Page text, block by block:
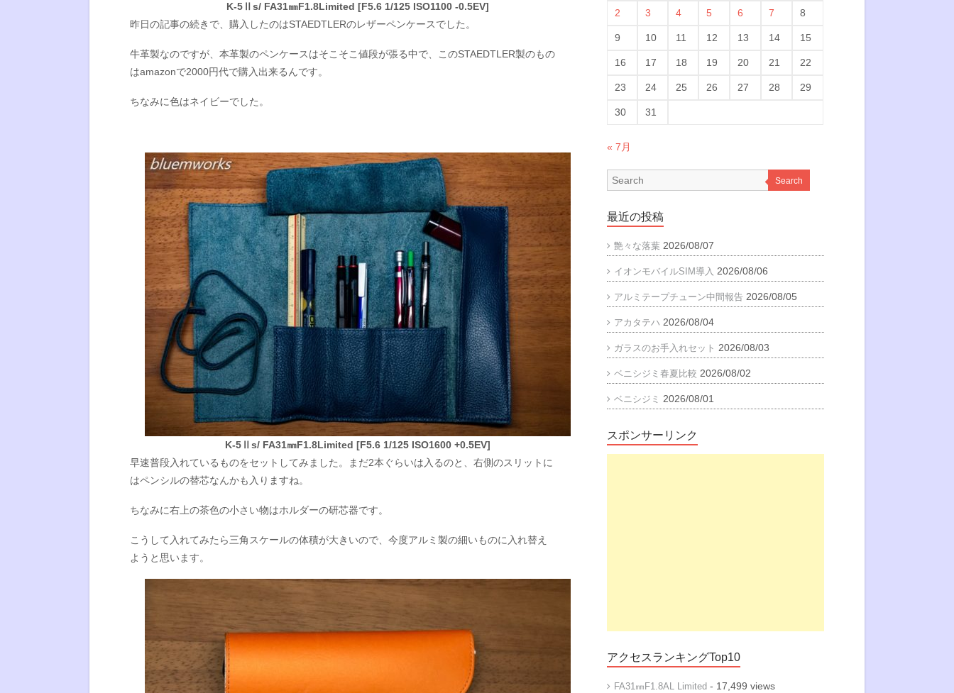
K-5Ⅱs/ FA31㎜F1.8Limited [F5.6 1/125 ISO1100 -0.5EV]
昨日の記事の続きで、購入したのはSTAEDTLERのレザーペンケースでした。
牛革製なのですが、本革製のペンケースはそこそこ値段が張る中で、このSTAEDTLER製のもの
はamazonで2000円代で購入出来るんです。
ちなみに色はネイビーでした。
K-5Ⅱs/ FA31㎜F1.8Limited [F5.6 1/125 ISO1600 +0.5EV]
早速普段入れているものをセットしてみました。まだ2本ぐらいは入るのと、右側のスリットに
はペンシルの替芯なんかも入りますね。
ちなみに右上の茶色の小さい物はホルダーの研芯器です。
こうして入れてみたら三角スケールの体積が大きいので、今度アルミ製の細いものに入れ替え
ようと思います。
2 3 4 5 6 7 8
9 10 11 12 13 14 15
16 17 18 19 20 21 22
23 24 25 26 27 28 29
30 31
« 7月
Search
最近の投稿
艶々な落葉 2026/08/07
イオンモバイルSIM導入 2026/08/06
アルミテープチューン中間報告 2026/08/05
アカタテハ 2026/08/04
ガラスのお手入れセット 2026/08/03
ベニシジミ春夏比較 2026/08/02
ベニシジミ 2026/08/01
スポンサーリンク
アクセスランキングTop10
FA31㎜F1.8AL Limited - 17,499 views